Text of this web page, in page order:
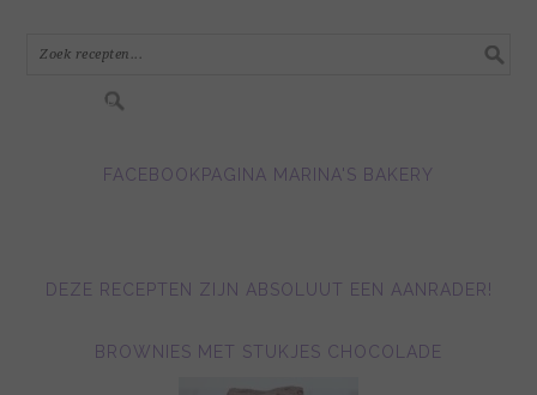
FACEBOOKPAGINA MARINA'S BAKERY
DEZE RECEPTEN ZIJN ABSOLUUT EEN AANRADER!
BROWNIES MET STUKJES CHOCOLADE